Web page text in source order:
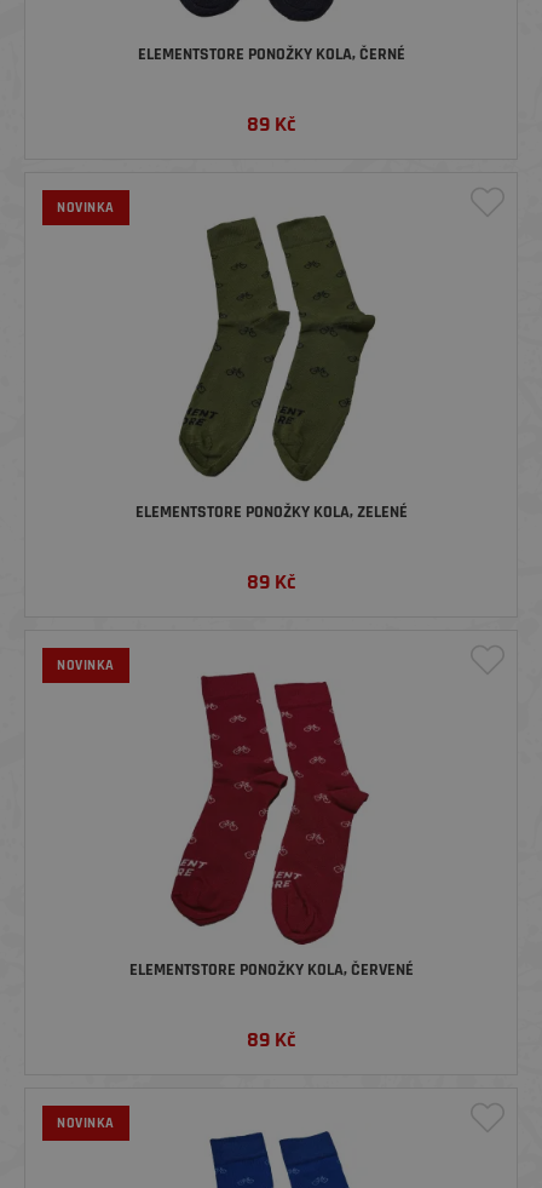
ELEMENTSTORE PONOŽKY KOLA, ČERNÉ
89 Kč
NOVINKA
ELEMENTSTORE PONOŽKY KOLA, ZELENÉ
89 Kč
NOVINKA
ELEMENTSTORE PONOŽKY KOLA, ČERVENÉ
89 Kč
NOVINKA